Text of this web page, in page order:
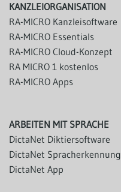
KANZLEIORGANISATION
RA-MICRO Kanzleisoftware
RA-MICRO Essentials
RA-MICRO Cloud-Konzept
RA MICRO 1 kostenlos
RA-MICRO Apps
ARBEITEN MIT SPRACHE
DictaNet Diktiersoftware
DictaNet Spracherkennung
DictaNet App